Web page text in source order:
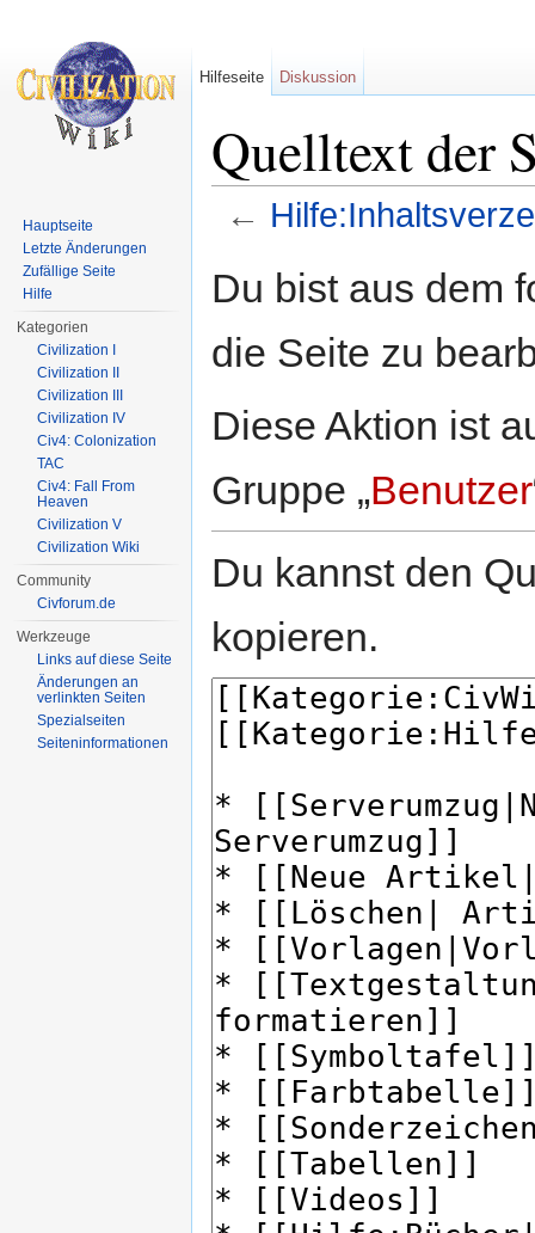
Quelltext der
←
Du bist aus dem
die Seite zu
Diese Aktion ist
Gruppe „Benutzer
Du kannst den
kopieren.
Hilfeseite Diskussion
Hauptseite
Letzte Änderungen
Zufällige Seite
Hilfe
Kategorien
Civilization I
Civilization II
Civilization III
Civilization IV
Civ4: Colonization
TAC
Civ4: Fall From
Heaven
Civilization V
Civilization Wiki
Community
Civforum.de
Werkzeuge
Links auf diese Seite
Änderungen an
verlinkten Seiten
Spezialseiten
Seiten­informationen